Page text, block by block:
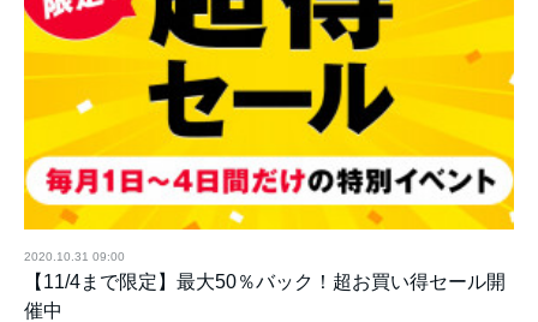
2020.10.31 09:00
【11/4まで限定】最大50％バック！超お買い得セール開
催中